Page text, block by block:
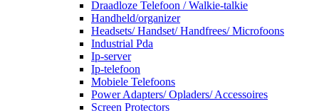
Draadloze Telefoon / Walkie-talkie
Handheld/organizer
Headsets/ Handset/ Handfrees/ Microfoons
Industrial Pda
Ip-server
Ip-telefoon
Mobiele Telefoons
Power Adapters/ Opladers/ Accessoires
Screen Protectors